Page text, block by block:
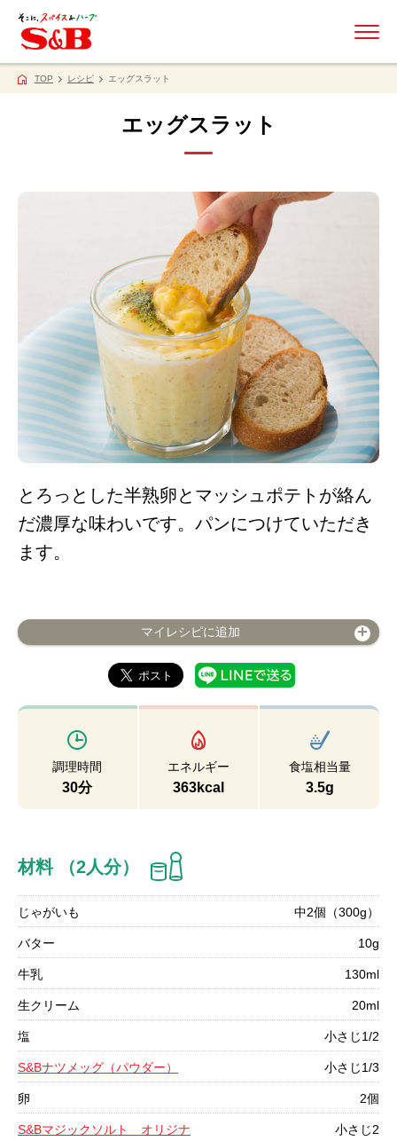
TOP レシピ エッグスラット
エッグスラット
とろっとした半熟卵とマッシュポテトが絡ん
だ濃厚な味わいです。パンにつけていただき
ます。
マイレシピに追加
調理時間
30分
エネルギー
363kcal
食塩相当量
3.5g
材料 （2人分）
じゃがいも 中2個（300g）
バター 10g
牛乳 130ml
生クリーム 20ml
塩 小さじ1/2
S&Bナツメッグ（パウダー） 小さじ1/3
卵 2個
S&Bマジックソルト オリジナ
小さじ2